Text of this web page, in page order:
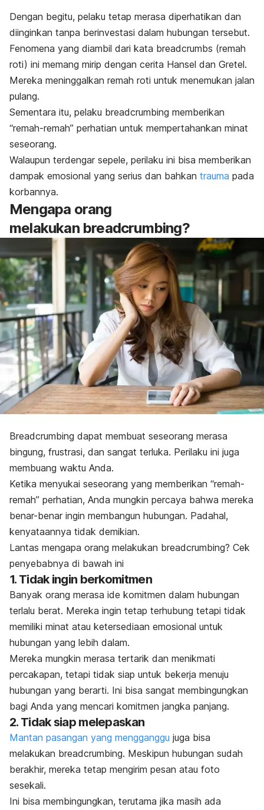
Dengan begitu, pelaku tetap merasa diperhatikan dan
diinginkan tanpa berinvestasi dalam hubungan tersebut.
Fenomena yang diambil dari kata breadcrumbs (remah
roti) ini memang mirip dengan cerita Hansel dan Gretel.
Mereka meninggalkan remah roti untuk menemukan jalan
pulang.
Sementara itu, pelaku breadcrumbing memberikan
“remah-remah” perhatian untuk mempertahankan minat
seseorang.
Walaupun terdengar sepele, perilaku ini bisa memberikan
dampak emosional yang serius dan bahkan trauma pada
korbannya.
Mengapa orang
melakukan breadcrumbing?
Breadcrumbing dapat membuat seseorang merasa
bingung, frustrasi, dan sangat terluka. Perilaku ini juga
membuang waktu Anda.
Ketika menyukai seseorang yang memberikan “remah-
remah” perhatian, Anda mungkin percaya bahwa mereka
benar-benar ingin membangun hubungan. Padahal,
kenyataannya tidak demikian.
Lantas mengapa orang melakukan breadcrumbing? Cek
penyebabnya di bawah ini
1. Tidak ingin berkomitmen
Banyak orang merasa ide komitmen dalam hubungan
terlalu berat. Mereka ingin tetap terhubung tetapi tidak
memiliki minat atau ketersediaan emosional untuk
hubungan yang lebih dalam.
Mereka mungkin merasa tertarik dan menikmati
percakapan, tetapi tidak siap untuk bekerja menuju
hubungan yang berarti. Ini bisa sangat membingungkan
bagi Anda yang mencari komitmen jangka panjang.
2. Tidak siap melepaskan
Mantan pasangan yang mengganggu juga bisa
melakukan breadcrumbing. Meskipun hubungan sudah
berakhir, mereka tetap mengirim pesan atau foto
sesekali.
Ini bisa membingungkan, terutama jika masih ada